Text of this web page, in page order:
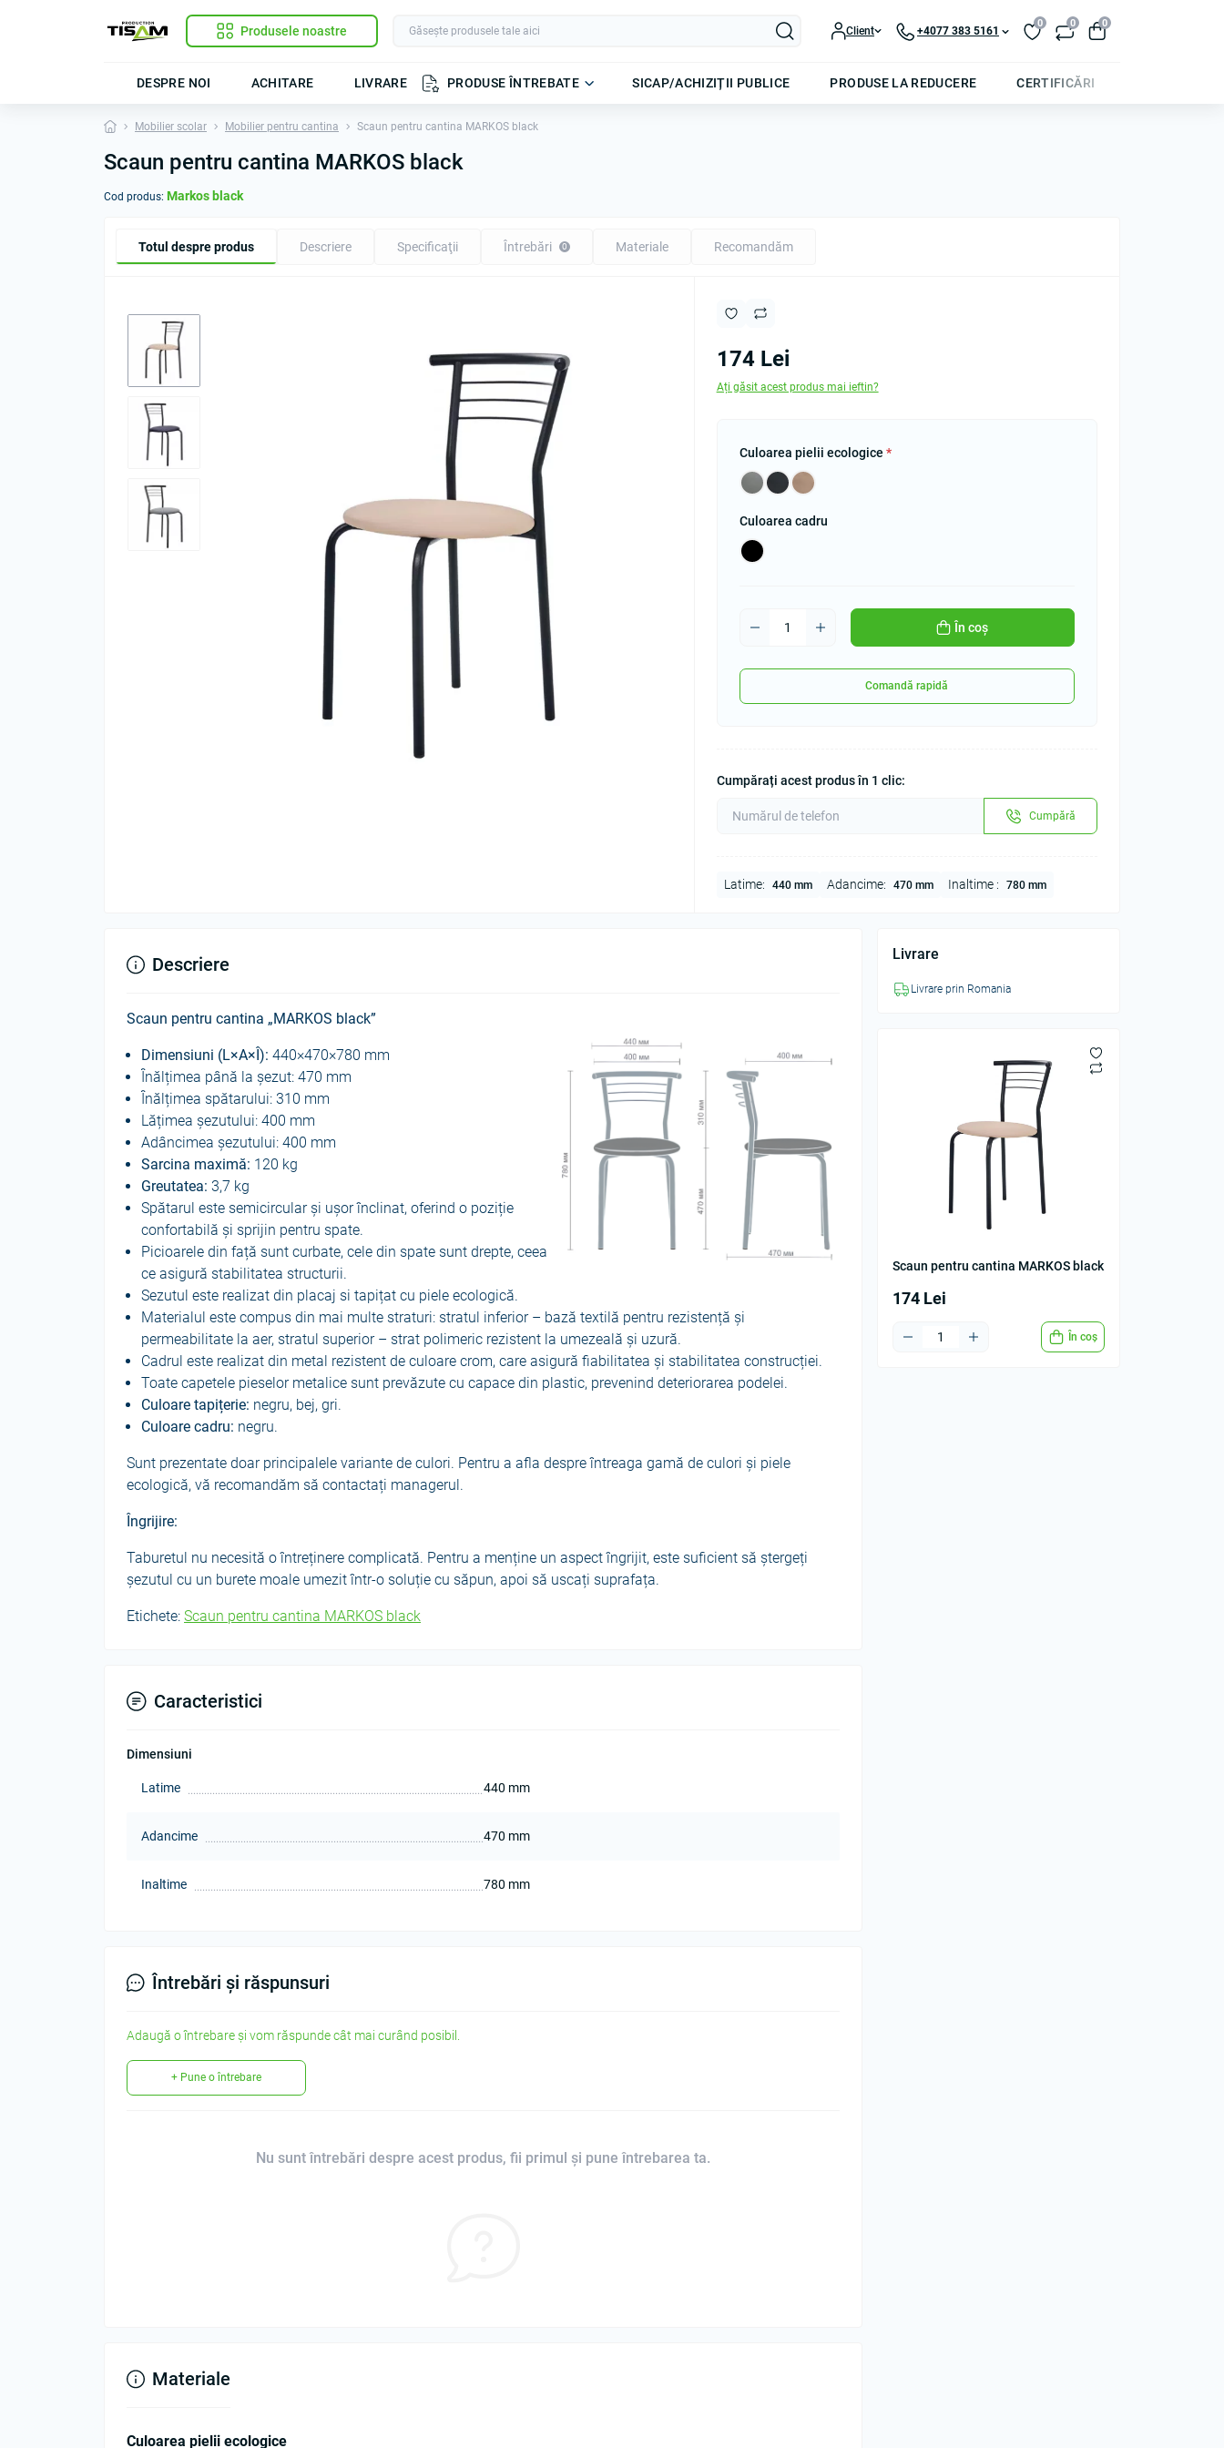
Produsele noastre Client +4077 383 5161
0 0 0
DESPRE NOI ACHITARE LIVRARE PRODUSE ÎNTREBATE SICAP/ACHIZIȚII PUBLICE PRODUSE LA REDUCERE CERTIFICĂRI
Mobilier scolar Mobilier pentru cantina Scaun pentru cantina MARKOS black
Scaun pentru cantina MARKOS black
Cod produs: Markos black
Totul despre produs Descriere Specificaţii Întrebări 0 Materiale Recomandăm
174 Lei
Ați găsit acest produs mai ieftin?
Culoarea pielii ecologice *
Culoarea cadru
În coș
Comandă rapidă
Cumpărați acest produs în 1 clic:
Cumpără
Latime: 440 mm Adancime: 470 mm Inaltime : 780 mm
Livrare
Livrare prin Romania
Scaun pentru cantina MARKOS black
174 Lei
În coș
Descriere
Scaun pentru cantina „MARKOS black”
Dimensiuni (L×A×Î): 440×470×780 mm
Înălțimea până la șezut: 470 mm
Înălțimea spătarului: 310 mm
Lățimea șezutului: 400 mm
Adâncimea șezutului: 400 mm
Sarcina maximă: 120 kg
Greutatea: 3,7 kg
Spătarul este semicircular și ușor înclinat, oferind o poziție
confortabilă și sprijin pentru spate.
Picioarele din față sunt curbate, cele din spate sunt drepte, ceea
ce asigură stabilitatea structurii.
Sezutul este realizat din placaj si tapițat cu piele ecologică.
Materialul este compus din mai multe straturi: stratul inferior – bază textilă pentru rezistență și
permeabilitate la aer, stratul superior – strat polimeric rezistent la umezeală și uzură.
Cadrul este realizat din metal rezistent de culoare crom, care asigură fiabilitatea și stabilitatea construcției.
Toate capetele pieselor metalice sunt prevăzute cu capace din plastic, prevenind deteriorarea podelei.
Culoare tapițerie: negru, bej, gri.
Culoare cadru: negru.
Sunt prezentate doar principalele variante de culori. Pentru a afla despre întreaga gamă de culori și piele
ecologică, vă recomandăm să contactați managerul.
Îngrijire:
Taburetul nu necesită o întreținere complicată. Pentru a menține un aspect îngrijit, este suficient să ștergeți
șezutul cu un burete moale umezit într-o soluție cu săpun, apoi să uscați suprafața.
Etichete: Scaun pentru cantina MARKOS black
Caracteristici
Dimensiuni
Latime 440 mm
Adancime 470 mm
Inaltime 780 mm
Întrebări și răspunsuri
Adaugă o întrebare și vom răspunde cât mai curând posibil.
+ Pune o întrebare
Nu sunt întrebări despre acest produs, fii primul și pune întrebarea ta.
Materiale
Culoarea pielii ecologice